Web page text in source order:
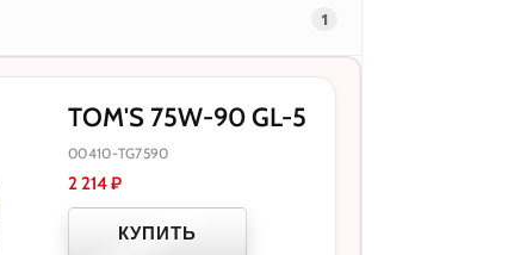
1
TOM'S 75W-90 GL-5
00410-TG7590
2 214₽
КУПИТЬ